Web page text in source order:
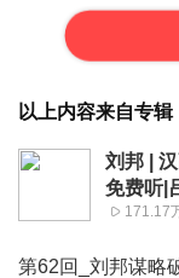
以上内容来自专辑
刘邦 |
免费听|
汉之争
171.17
第62回_刘邦谋略